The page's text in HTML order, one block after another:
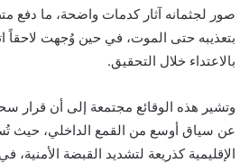
صور لجثمانه آثار كدمات واضحة، ما دفع
بتعذيبه حتى الموت، في حين وُجهت لاحقاً
بالاعتداء خلال التحقيق.
وتشير هذه الوقائع مجتمعة إلى أن قرار
عن سياق أوسع من القمع الداخلي، حيث
الإقليمية كذريعة لتشديد القبضة